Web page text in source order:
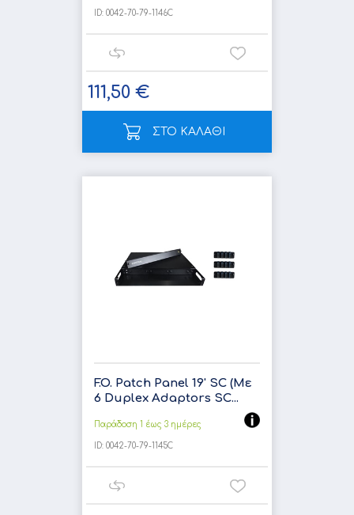
ID: 0042-70-79-1146C
111,50 €
ΣΤΟ ΚΑΛΑΘΙ
F.O. Patch Panel 19' SC (Με
6 Duplex Adaptors SC...
Παράδοση 1 έως 3 ημέρες
ID: 0042-70-79-1145C